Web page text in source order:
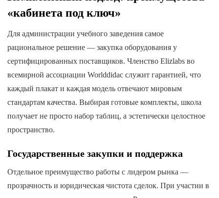
«кабинета под ключ»
Для администрации учебного заведения самое
рациональное решение — закупка оборудования у
сертифицированных поставщиков. Членство Elizlabs во
всемирной ассоциации Worlddidac служит гарантией, что
каждый плакат и каждая модель отвечают мировым
стандартам качества. Выбирая готовые комплекты, школа
получает не просто набор таблиц, а эстетически целостное
пространство.
Государственные закупки и поддержка
Отдельное преимущество работы с лидером рынка —
прозрачность и юридическая чистота сделок. При участии в